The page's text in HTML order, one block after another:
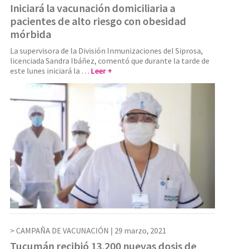
Iniciará la vacunación domiciliaria a
pacientes de alto riesgo con obesidad
mórbida
La supervisora de la División Inmunizaciones del Siprosa,
licenciada Sandra Ibáñez, comentó que durante la tarde de
este lunes iniciará la … Leer +
CAMPAÑA DE VACUNACIÓN | 29 marzo, 2021
Tucumán recibió 13.200 nuevas dosis de